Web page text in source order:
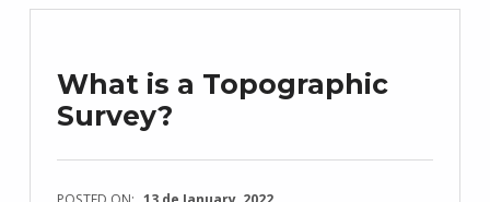
What is a Topographic
Survey?